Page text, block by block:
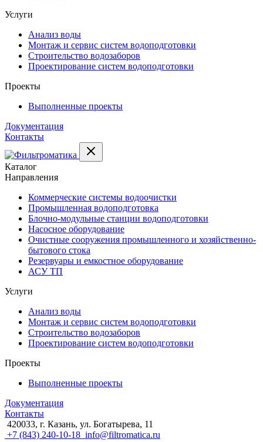
Услуги
Анализ воды
Монтаж и сервис систем водоподготовки
Строительство водозаборов
Проектирование систем водоподготовки
Проекты
Выполненные проекты
Документация
Контакты
Каталог
Направления
Коммерческие системы водоочистки
Промышленная водоподготовка
Блочно-модульные станции водоподготовки
Насосное оборудование
Очистные сооружения промышленного и хозяйственно-
бытового стока
Резервуары и емкостное оборудование
АСУ ТП
Услуги
Анализ воды
Монтаж и сервис систем водоподготовки
Строительство водозаборов
Проектирование систем водоподготовки
Проекты
Выполненные проекты
Документация
Контакты
420033, г. Казань, ул. Богатырева, 11
+7 (843) 240-10-18 info@filtromatica.ru